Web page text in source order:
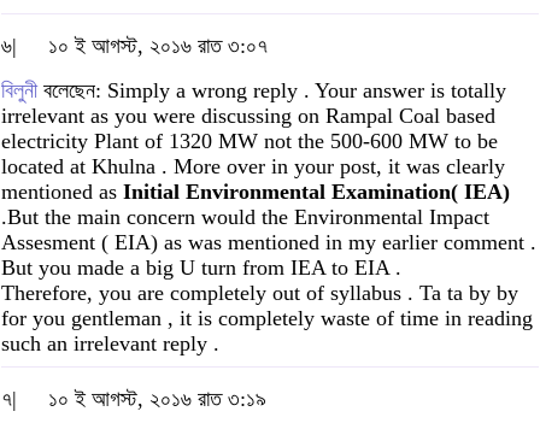
৬|
১০ ই আগস্ট, ২০১৬ রাত ৩:০৭
বিলুনীবলেছেন: Simply a wrong reply . Your answer is totally
irrelevant as you were discussing on Rampal Coal based
electricity Plant of 1320 MW not the 500-600 MW to be
located at Khulna . More over in your post, it was clearly
mentioned as Initial Environmental Examination( IEA)
.But the main concern would the Environmental Impact
Assesment ( EIA) as was mentioned in my earlier comment .
But you made a big U turn from IEA to EIA .
Therefore, you are completely out of syllabus . Ta ta by by
for you gentleman , it is completely waste of time in reading
such an irrelevant reply .
৭|
১০ ই আগস্ট, ২০১৬ রাত ৩:১৯